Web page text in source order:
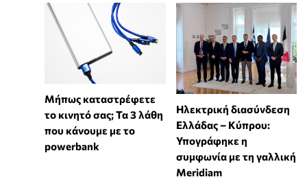
Μήπως καταστρέφετε
το κινητό σας; Τα 3 λάθη
που κάνουμε με το
powerbank
Ηλεκτρική διασύνδεση
Ελλάδας – Κύπρου:
Υπογράφηκε η
συμφωνία με τη γαλλική
Meridiam